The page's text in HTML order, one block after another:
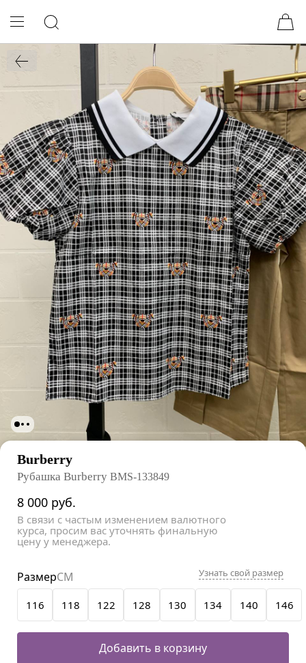
Burberry
Рубашка Burberry BMS-133849
8 000 руб.
В связи с частым изменением валютного
курса, просим вас уточнять финальную
цену у менеджера.
116 118 122 128 130 134 140 146
РазмерСМ Узнать свой размер
Добавить в корзину